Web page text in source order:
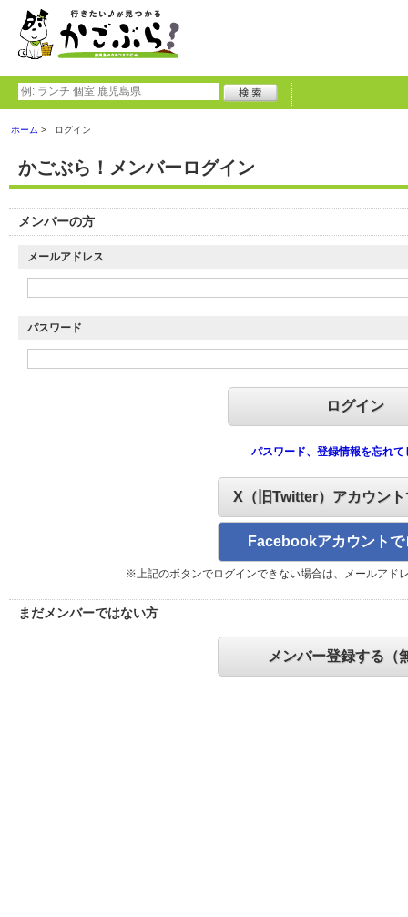
ホーム ログイン
かごぶら！メンバーログイン
メンバーの方
メールアドレス
パスワード
パスワード、登録情報を忘れて
X（旧Twitter）アカウン
Facebookアカウントで
※上記のボタンでログインできない場合は、メールアド
まだメンバーではない方
メンバー登録する（